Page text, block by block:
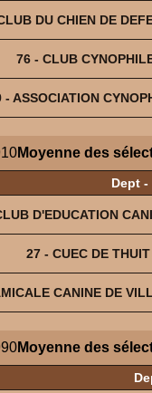
DU CHIEN DE
76 - CLUB
- ASSOCIATION
Moyenne des
Dept -
D'EDUCATION
27 - CUEC DE
CANINE DE
Moyenne des